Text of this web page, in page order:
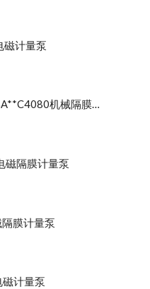
磁计量泵
SEKO赛高MS1C138A**C4080机械隔膜计量泵
磁隔膜计量泵
膜计量泵
计量泵